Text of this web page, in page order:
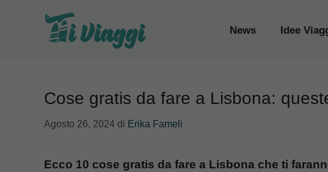
News Idee
Cose gratis da fare a Lisbona:
Agosto 26, 2024 di Erika Fameli
Ecco 10 cose gratis da fare a Lisbona che ti